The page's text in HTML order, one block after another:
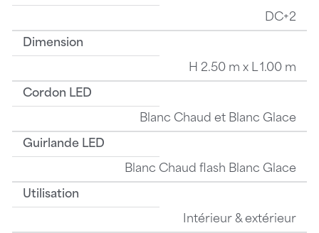
DC+2
Dimension
H 2.50 m x L 1.00 m
Cordon LED
Blanc Chaud et Blanc Glace
Guirlande LED
Blanc Chaud flash Blanc Glace
Utilisation
Intérieur & extérieur